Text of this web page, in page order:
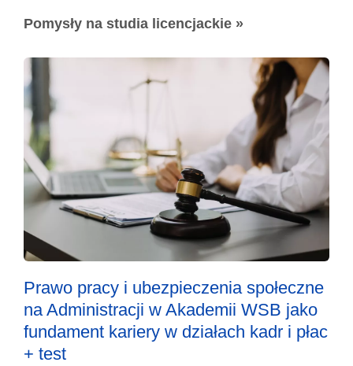
Pomysły na studia licencjackie »
Prawo pracy i ubezpieczenia społeczne
na Administracji w Akademii WSB jako
fundament kariery w działach kadr i płac
+ test